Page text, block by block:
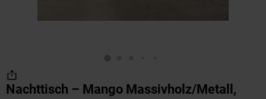
Nachttisch – Mango Massivholz/Metall,